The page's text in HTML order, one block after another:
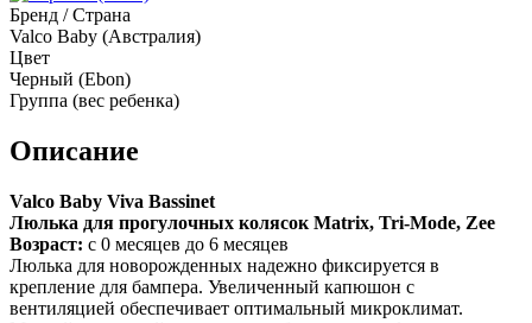
Бренд / Страна
Valco Baby (Австралия)
Цвет
Черный (Ebon)
Группа (вес ребенка)
Описание
Valco Baby Viva Bassinet
Люлька для прогулочных колясок Matrix, Tri-Mode, Zee
Возраст: с 0 месяцев до 6 месяцев
Люлька для новорожденных надежно фиксируется в
крепление для бампера. Увеличенный капюшон с
вентиляцией обеспечивает оптимальный микроклимат.